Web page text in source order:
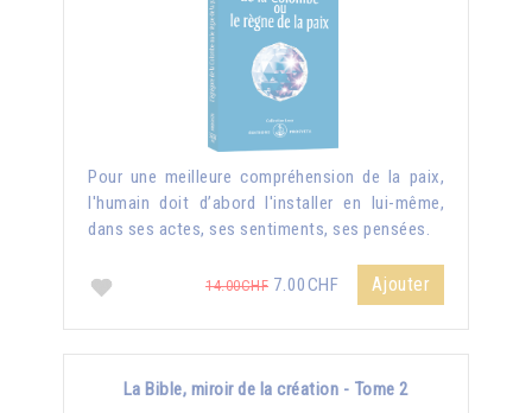
Pour une meilleure compréhension de la paix,
l'humain doit d’abord l'installer en lui-même,
dans ses actes, ses sentiments, ses pensées.
14.00CHF 7.00CHF Ajouter
La Bible, miroir de la création - Tome 2